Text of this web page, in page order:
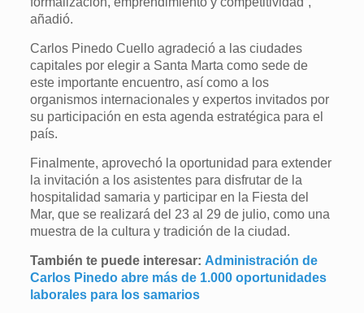
añadió.
Carlos Pinedo Cuello agradeció a las ciudades
capitales por elegir a Santa Marta como sede de
este importante encuentro, así como a los
organismos internacionales y expertos invitados por
su participación en esta agenda estratégica para el
país.
Finalmente, aprovechó la oportunidad para extender
la invitación a los asistentes para disfrutar de la
hospitalidad samaria y participar en la Fiesta del
Mar, que se realizará del 23 al 29 de julio, como una
muestra de la cultura y tradición de la ciudad.
También te puede interesar: Administración de
Carlos Pinedo abre más de 1.000 oportunidades
laborales para los samarios